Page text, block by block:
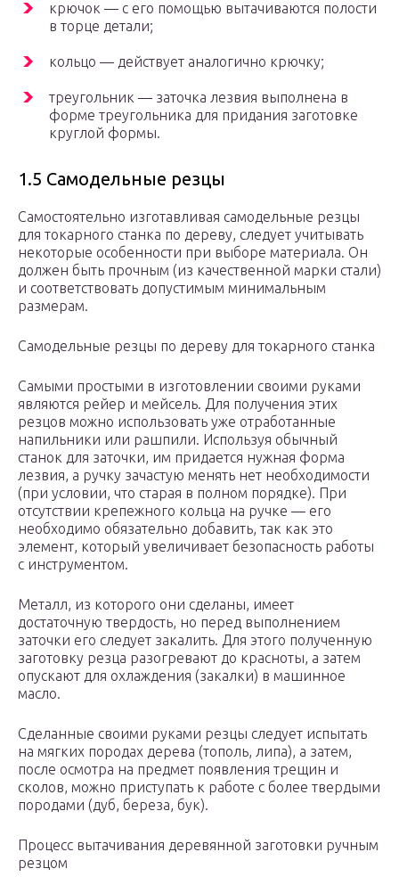
крючок — с его помощью вытачиваются полости
в торце детали;
кольцо — действует аналогично крючку;
треугольник — заточка лезвия выполнена в
форме треугольника для придания заготовке
круглой формы.
1.5 Самодельные резцы
Самостоятельно изготавливая самодельные резцы
для токарного станка по дереву, следует учитывать
некоторые особенности при выборе материала. Он
должен быть прочным (из качественной марки стали)
и соответствовать допустимым минимальным
размерам.
Самодельные резцы по дереву для токарного станка
Самыми простыми в изготовлении своими руками
являются рейер и мейсель. Для получения этих
резцов можно использовать уже отработанные
напильники или рашпили. Используя обычный
станок для заточки, им придается нужная форма
лезвия, а ручку зачастую менять нет необходимости
(при условии, что старая в полном порядке). При
отсутствии крепежного кольца на ручке — его
необходимо обязательно добавить, так как это
элемент, который увеличивает безопасность работы
с инструментом.
Металл, из которого они сделаны, имеет
достаточную твердость, но перед выполнением
заточки его следует закалить. Для этого полученную
заготовку резца разогревают до красноты, а затем
опускают для охлаждения (закалки) в машинное
масло.
Сделанные своими руками резцы следует испытать
на мягких породах дерева (тополь, липа), а затем,
после осмотра на предмет появления трещин и
сколов, можно приступать к работе с более твердыми
породами (дуб, береза, бук).
Процесс вытачивания деревянной заготовки ручным
резцом